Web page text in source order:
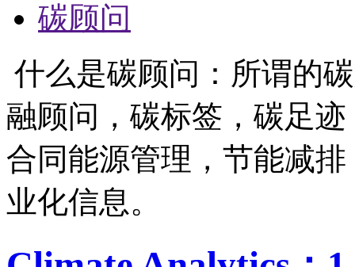
碳顾问
什么是碳顾问：所谓的
融顾问，碳标签，碳足
合同能源管理，节能减
业化信息。